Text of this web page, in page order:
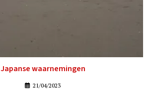
Japanse waarnemingen
21/04/2023